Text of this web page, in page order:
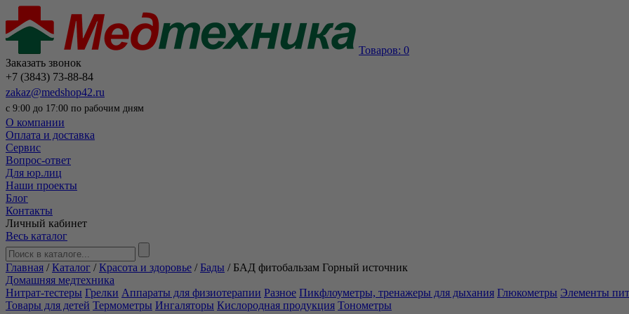
Товаров: 0
Заказать звонок
+7 (3843) 73-88-84
zakaz@medshop42.ru
с 9:00 до 17:00 по рабочим дням
О компании
Оплата и доставка
Сервис
Вопрос-ответ
Для юр.лиц
Наши проекты
Блог
Контакты
Личный кабинет
Весь каталог
Главная /Каталог /Красота и здоровье / Бады / БАД фитобальзам Горный источник
Домашняя медтехника
Нитрат-тестеры Грелки Аппараты для физиотерапии Разное Пикфлоуметры, тренажеры для дыхания Глюкометры Элементы
Товары для детей Термометры Ингаляторы Кислородная продукция Тонометры